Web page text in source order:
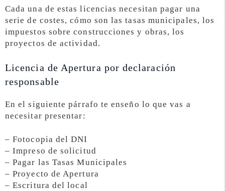
Cada una de estas licencias necesitan pagar una
serie de costes, cómo son las tasas municipales, los
impuestos sobre construcciones y obras, los
proyectos de actividad.
Licencia de Apertura por declaración
responsable
En el siguiente párrafo te enseño lo que vas a
necesitar presentar:
– Fotocopia del DNI
– Impreso de solicitud
– Pagar las Tasas Municipales
– Proyecto de Apertura
– Escritura del local